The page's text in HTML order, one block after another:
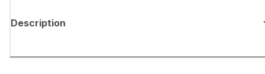
Description